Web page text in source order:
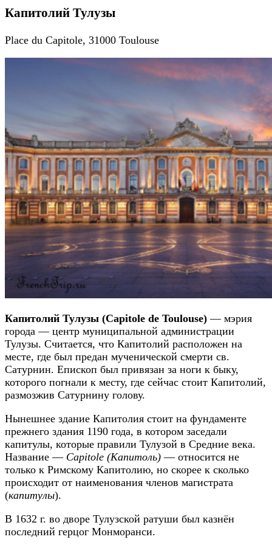
Капитолий Тулузы
Place du Capitole, 31000 Toulouse
Капитолий Тулузы (Capitole de Toulouse) — мэрия
города — центр муниципальной администрации
Тулузы. Считается, что Капитолий расположен на
месте, где был предан мученической смерти св.
Сатурнин. Епископ был привязан за ноги к быку,
которого погнали к месту, где сейчас стоит Капитолий,
размозжив Сатурнину голову.
Нынешнее здание Капитолия стоит на фундаменте
прежнего здания 1190 года, в котором заседали
капитулы, которые правили Тулузой в Средние века.
Название — Capitole (Капитоль) — относится не
только к Римскому Капитолию, но скорее к сколько
происходит от наименования членов магистрата
(капитулы).
В 1632 г. во дворе Тулузской ратуши был казнён
последний герцог Монморанси.